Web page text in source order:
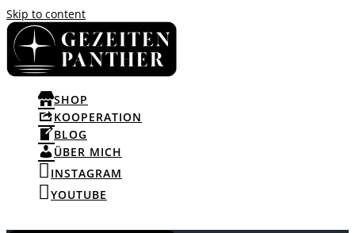
Skip to content
SHOP
KOOPERATION
BLOG
ÜBER MICH
INSTAGRAM
YOUTUBE